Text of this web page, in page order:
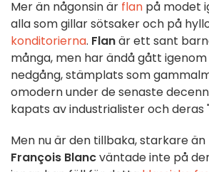
Mer än någonsin är flan på modet
alla som gillar sötsaker och på
konditorierna. Flanär ett sant
många, men har ändå gått
nedgång, stämplats som
omodern under de senaste
kapats av industrialister och deras
Men nu är den tillbaka, starkare än
François Blancväntade inte på